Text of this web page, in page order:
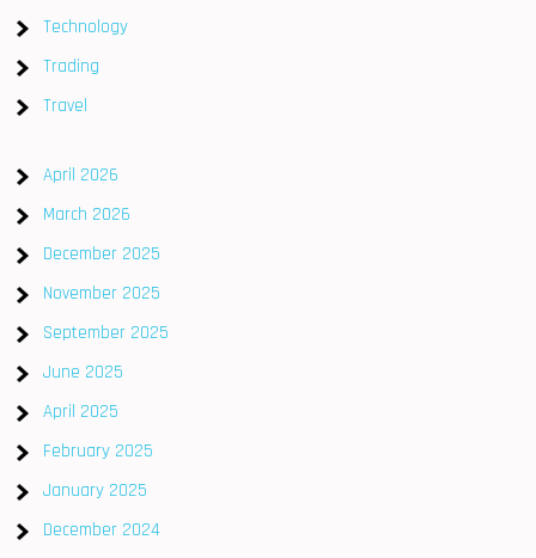
Technology
Trading
Travel
April 2026
March 2026
December 2025
November 2025
September 2025
June 2025
April 2025
February 2025
January 2025
December 2024